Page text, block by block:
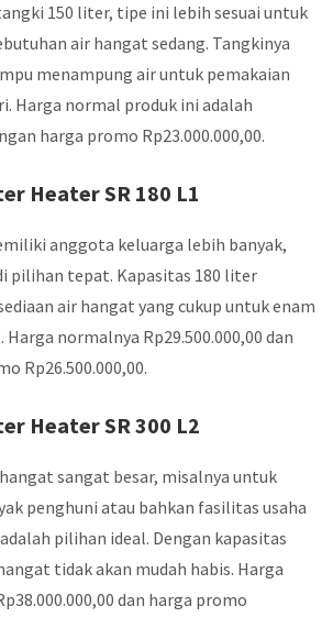
150 liter, tipe ini lebih sesuai untuk
air hangat sedang. Tangkinya
menampung air untuk pemakaian
Harga normal produk ini adalah
harga promo Rp23.000.000,00.
Heater SR 180 L1
anggota keluarga lebih banyak,
pilihan tepat. Kapasitas 180 liter
air hangat yang cukup untuk enam
normalnya Rp29.500.000,00 dan
Rp26.500.000,00.
Heater SR 300 L2
sangat besar, misalnya untuk
penghuni atau bahkan fasilitas usaha
pilihan ideal. Dengan kapasitas
tidak akan mudah habis. Harga
dan harga promo